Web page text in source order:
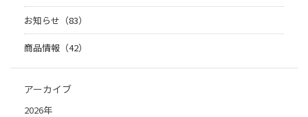
お知らせ（83）
商品情報（42）
アーカイブ
2026年